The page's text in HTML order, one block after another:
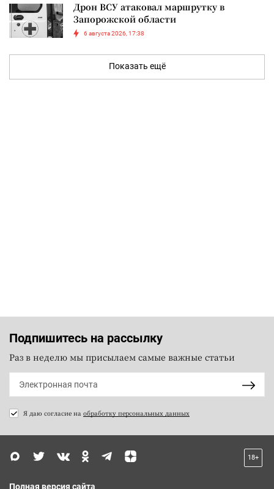
Дрон ВСУ атаковал маршрутку в
Запорожской области
6 августа 2026, 17:38
Показать ещё
Подпишитесь на рассылку
Раз в неделю мы присылаем самые важные статьи
Я даю согласие на обработку персональных данных
18+
Полная версия сайта